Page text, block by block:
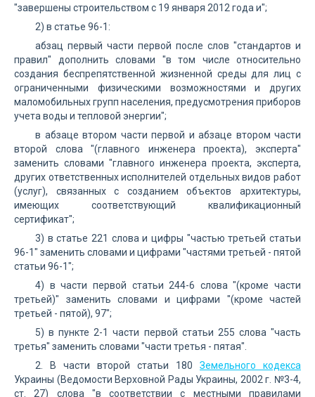
"завершены строительством с 19 января 2012 года и";
2) в статье 96-1:
абзац первый части первой после слов "стандартов и
правил" дополнить словами "в том числе относительно
создания беспрепятственной жизненной среды для лиц с
ограниченными физическими возможностями и других
маломобильных групп населения, предусмотрения приборов
учета воды и тепловой энергии";
в абзаце втором части первой и абзаце втором части
второй слова "(главного инженера проекта), эксперта"
заменить словами "главного инженера проекта, эксперта,
других ответственных исполнителей отдельных видов работ
(услуг), связанных с созданием объектов архитектуры,
имеющих соответствующий квалификационный
сертификат";
3) в статье 221 слова и цифры "частью третьей статьи
96-1" заменить словами и цифрами "частями третьей - пятой
статьи 96-1";
4) в части первой статьи 244-6 слова "(кроме части
третьей)" заменить словами и цифрами "(кроме частей
третьей - пятой), 97";
5) в пункте 2-1 части первой статьи 255 слова "часть
третья" заменить словами "части третья - пятая".
2. В части второй статьи 180 Земельного кодекса
Украины (Ведомости Верховной Рады Украины, 2002 г. №3-4,
ст. 27) слова "в соответствии с местными правилами